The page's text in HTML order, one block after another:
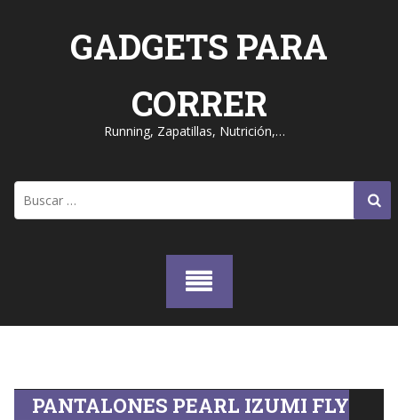
GADGETS PARA
CORRER
Running, Zapatillas, Nutrición,…
PANTALONES PEARL IZUMI FLY